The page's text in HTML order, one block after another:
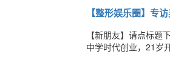
【整形娱乐圈】专
【新朋友】请点标题
中学时代创业，21岁